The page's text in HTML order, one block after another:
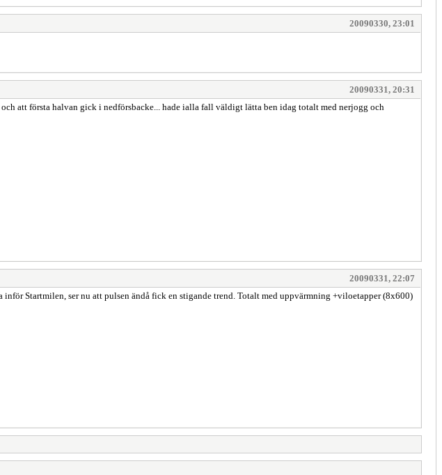
20090330, 23:01
20090331, 20:31
att första halvan gick i nedförsbacke... hade ialla fall väldigt lätta ben idag totalt med nerjogg och
20090331, 22:07
Startmilen, ser nu att pulsen ändå fick en stigande trend. Totalt med uppvärmning +viloetapper (8x600)